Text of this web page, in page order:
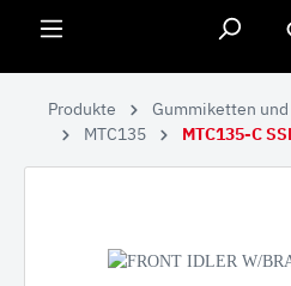
Produkte Gummiketten
MTC135
MTC135-C